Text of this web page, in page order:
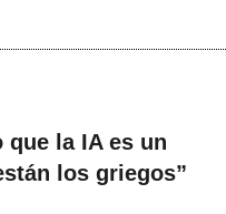
la IA es un
los griegos”